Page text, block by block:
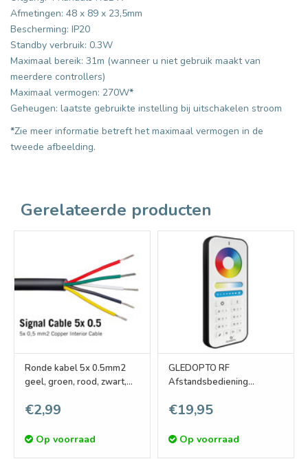
Afmetingen: 48 x 89 x 23,5mm
Bescherming: IP20
Standby verbruik: 0.3W
Maximaal bereik: 31m (wanneer u niet gebruik maakt van
meerdere controllers)
Maximaal vermogen: 270W*
Geheugen: laatste gebruikte instelling bij uitschakelen stroom
*Zie meer informatie betreft het maximaal vermogen in de
tweede afbeelding.
Gerelateerde producten
Ronde kabel 5x 0.5mm2
geel, groen, rood, zwart,
€2,99
Op voorraad
GLEDOPTO RF
Afstandsbediening
€19,95
Op voorraad